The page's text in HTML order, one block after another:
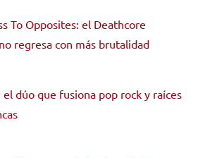
To Opposites: el Deathcore
regresa con más brutalidad
el dúo que fusiona pop rock y raíces